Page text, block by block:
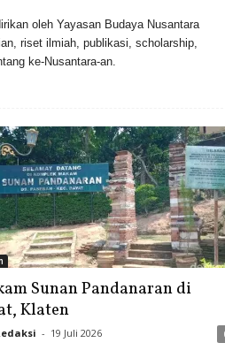
oleh Yayasan Budaya Nusantara
riset ilmiah, publikasi, scholarship,
ke-Nusantara-an.
Sunan Pandanaran di
Klaten
- 19 Juli 2026